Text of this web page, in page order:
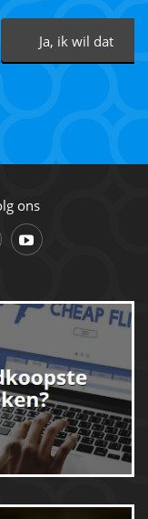
ons